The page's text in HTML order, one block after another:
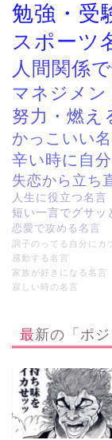
勉強・受
スポーツ
人間関係
マネジメン
努力・燃え
かっこいい
辛い時に自
失恋から立ち
人生に役立つ名言
短い一言でグサッ
恋愛で攻める名言
調子のってる自分にカ
感動する名言
家族が好きになる名言
寂しい時の名言
最新の「ポ